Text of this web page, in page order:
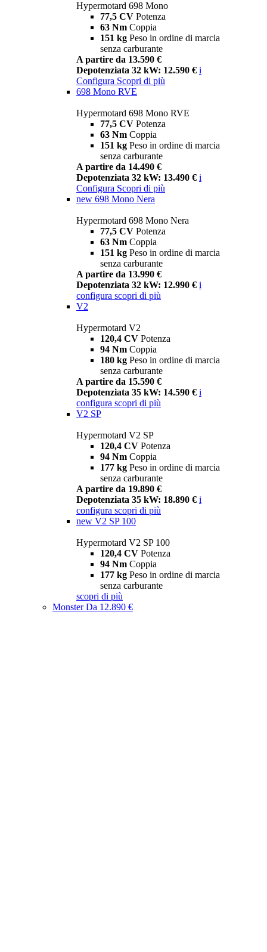
Hypermotard 698 Mono
77,5 CV Potenza
63 Nm Coppia
151 kg Peso in ordine di marcia
senza carburante
A partire da 13.590 €
Depotenziata 32 kW: 12.590 € i
Configura Scopri di più
698 Mono RVE
Hypermotard 698 Mono RVE
77,5 CV Potenza
63 Nm Coppia
151 kg Peso in ordine di marcia
senza carburante
A partire da 14.490 €
Depotenziata 32 kW: 13.490 € i
Configura Scopri di più
new 698 Mono Nera
Hypermotard 698 Mono Nera
77,5 CV Potenza
63 Nm Coppia
151 kg Peso in ordine di marcia
senza carburante
A partire da 13.990 €
Depotenziata 32 kW: 12.990 € i
configura scopri di più
V2
Hypermotard V2
120,4 CV Potenza
94 Nm Coppia
180 kg Peso in ordine di marcia
senza carburante
A partire da 15.590 €
Depotenziata 35 kW: 14.590 € i
configura scopri di più
V2 SP
Hypermotard V2 SP
120,4 CV Potenza
94 Nm Coppia
177 kg Peso in ordine di marcia
senza carburante
A partire da 19.890 €
Depotenziata 35 kW: 18.890 € i
configura scopri di più
new V2 SP 100
Hypermotard V2 SP 100
120,4 CV Potenza
94 Nm Coppia
177 kg Peso in ordine di marcia
senza carburante
scopri di più
MonsterDa 12.890 €